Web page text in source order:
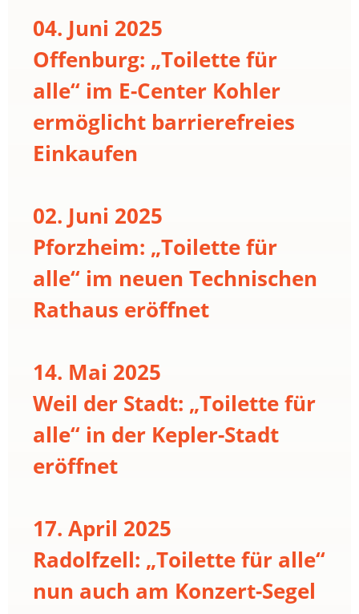
04. Juni 2025
Offenburg: „Toilette für
alle“ im E-Center Kohler
ermöglicht barrierefreies
Einkaufen
02. Juni 2025
Pforzheim: „Toilette für
alle“ im neuen Technischen
Rathaus eröffnet
14. Mai 2025
Weil der Stadt: „Toilette für
alle“ in der Kepler-Stadt
eröffnet
17. April 2025
Radolfzell: „Toilette für alle“
nun auch am Konzert-Segel